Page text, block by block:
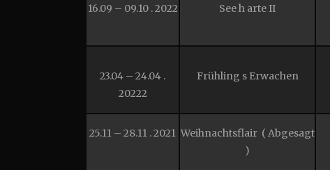
16.09 – 09.10 . 2022 See h arte II
23.04 – 24.04 .
20222
Frühling s Erwachen
25.11 – 28.11 . 2021 Weihnachtsflair ( Abgesagt
)